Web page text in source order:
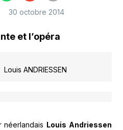
30 octobre 2014
et l’opéra
Louis ANDRIESSEN
néerlandais Louis Andriessen